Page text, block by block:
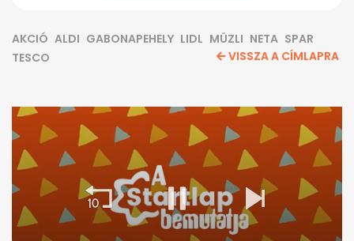
AKCIÓ ALDI GABONAPEHELY LIDL MÜZLI NETA SPAR
TESCO
VISSZA A CÍMLAPRA